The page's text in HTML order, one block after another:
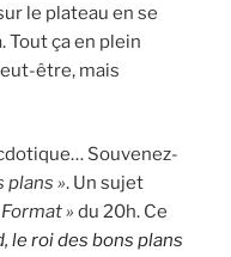
le plateau en se
Tout ça en plein
être, mais
Souvenez-
plans ». Un sujet
» du 20h. Ce
le roi des bons plans